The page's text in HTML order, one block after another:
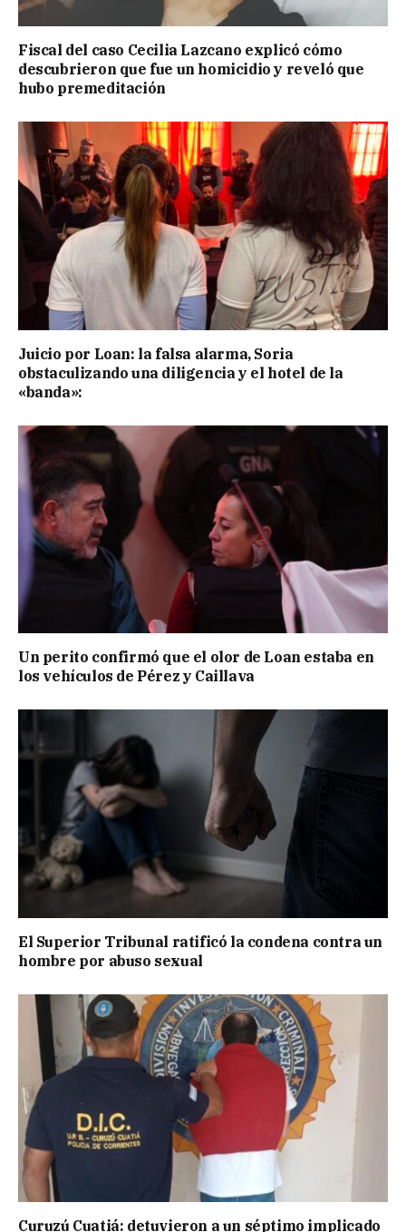
Fiscal del caso Cecilia Lazcano explicó cómo
descubrieron que fue un homicidio y reveló que
hubo premeditación
Juicio por Loan: la falsa alarma, Soria
obstaculizando una diligencia y el hotel de la
«banda»:
Un perito confirmó que el olor de Loan estaba en
los vehículos de Pérez y Caillava
El Superior Tribunal ratificó la condena contra un
hombre por abuso sexual
Curuzú Cuatiá: detuvieron a un séptimo implicado